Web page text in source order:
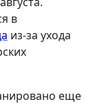
в
из-за ухода
еще